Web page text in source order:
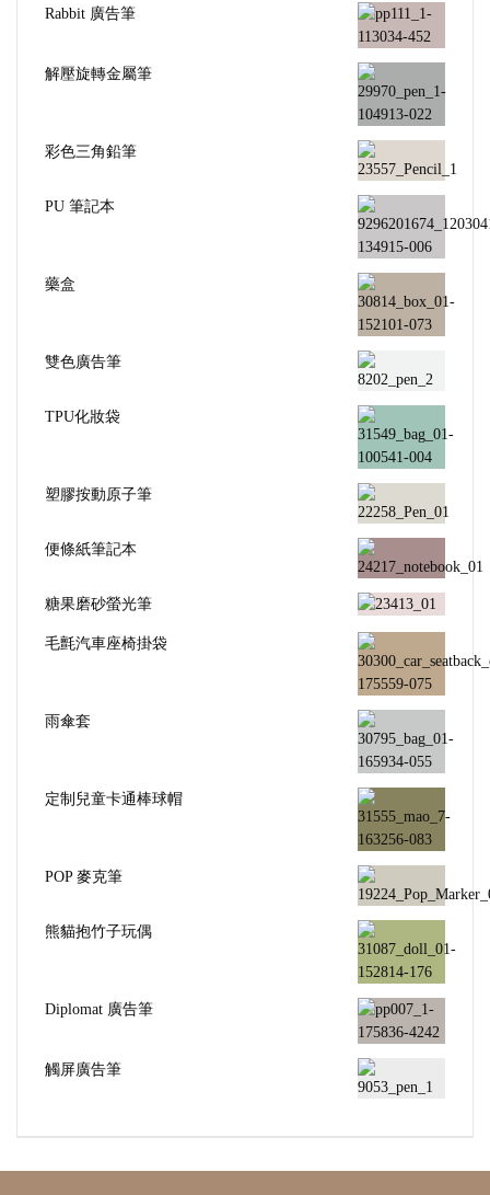
Rabbit 廣告筆
解壓旋轉金屬筆
彩色三角鉛筆
PU 筆記本
藥盒
雙色廣告筆
TPU化妝袋
塑膠按動原子筆
便條紙筆記本
糖果磨砂螢光筆
毛氈汽車座椅掛袋
雨傘套
定制兒童卡通棒球帽
POP 麥克筆
熊貓抱竹子玩偶
Diplomat 廣告筆
觸屏廣告筆